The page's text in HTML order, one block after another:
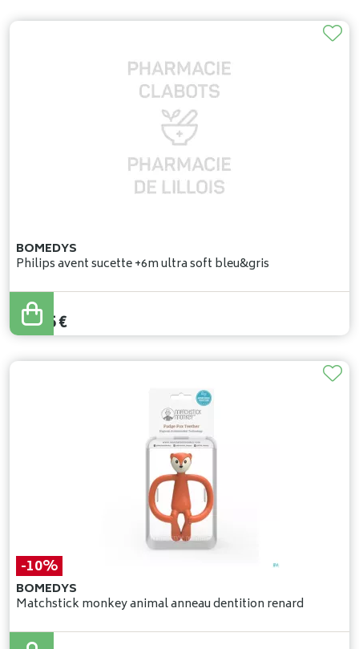
BOMEDYS
Philips avent sucette +6m ultra soft bleu&gris
11,45€
-10%
BOMEDYS
Matchstick monkey animal anneau dentition renard